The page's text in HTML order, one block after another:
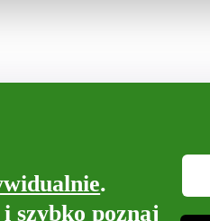
.
szybko poznaj